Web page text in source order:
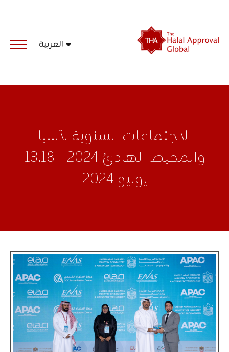
The
Approval
العربية
الاجتماعات السنوية لآسيا
والمحيط الهادئ 2024 – 13،18
يوليو 2024